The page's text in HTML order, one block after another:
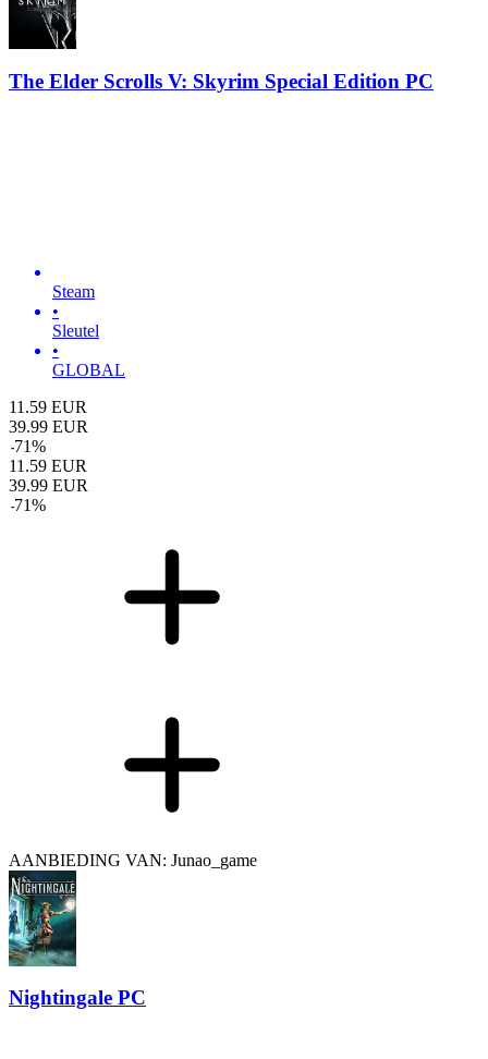
The Elder Scrolls V: Skyrim Special Edition PC
Steam
•
Sleutel
•
GLOBAL
11.59 EUR
39.99 EUR
-71%
11.59 EUR
39.99 EUR
-71%
AANBIEDING VAN: Junao_game
Nightingale PC